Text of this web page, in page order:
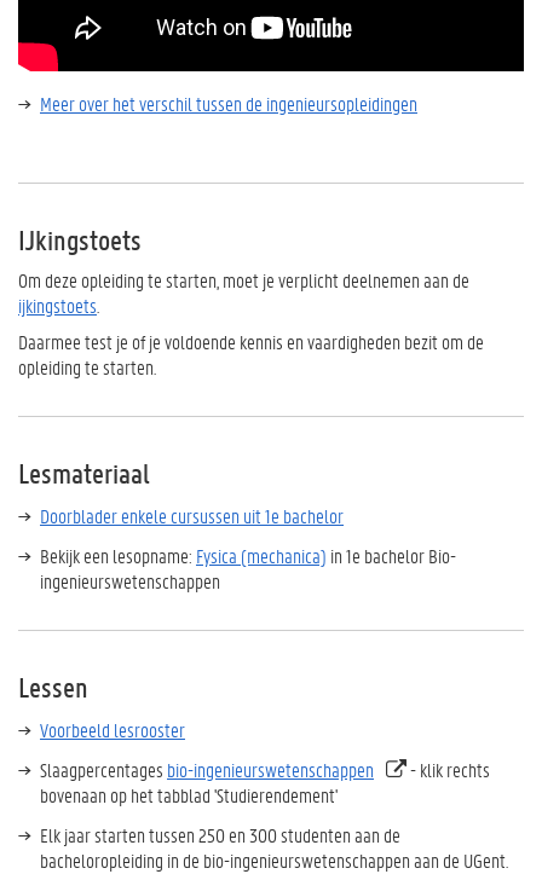
Meer over het verschil tussen de ingenieursopleidingen
IJkingstoets
Om deze opleiding te starten, moet je verplicht deelnemen aan de
ijkingstoets
Daarmee test je of je voldoende kennis en vaardigheden bezit om de
opleiding te starten.
Lesmateriaal
Doorblader enkele cursussen uit 1e bachelor
Bekijk een lesopname: Fysica (mechanica) in 1e bachelor Bio-
ingenieurswetenschappen
Lessen
Voorbeeld lesrooster
Slaagpercentages bio-ingenieurswetenschappen
- klik rechts
bovenaan op het tabblad 'Studierendement'
Elk jaar starten tussen 250 en 300 studenten aan de
bacheloropleiding in de bio-ingenieurswetenschappen aan de UGent.